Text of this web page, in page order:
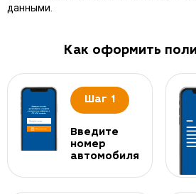
данными.
Как оформить
Шаг 1
Введите
номер
автомобиля